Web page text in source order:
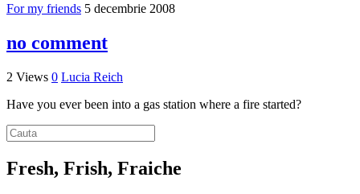
For my friends 5 decembrie 2008
no comment
2 Views 0 Lucia Reich
Have you ever been into a gas station where a fire started?
Fresh, Frish, Fraiche